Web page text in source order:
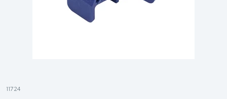
11724